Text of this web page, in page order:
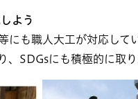
よう
も職人大工が対応してい
SDGsにも積極的に取り